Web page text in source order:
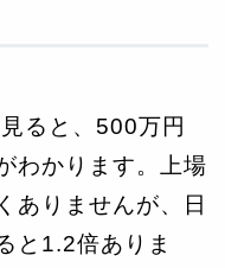
ると、500万円
わかります。上場
ありませんが、日
と1.2倍ありま